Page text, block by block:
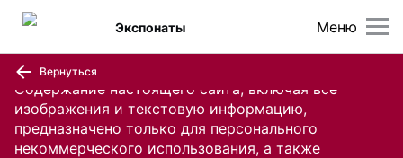
Содержание настоящего сайта, включая все
изображения и текстовую информацию,
предназначено только для персонального
некоммерческого использования, а также
Меню
Экспонаты
Вернуться